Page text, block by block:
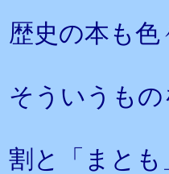
歴史の本も色
そういうも
割と「まと